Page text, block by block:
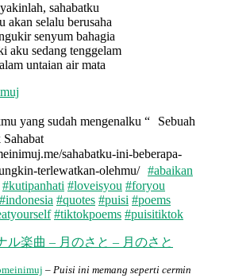
yakinlah, sahabatku
akan selalu berusaha
senyum bahagia
aku sedang tenggelam
untaian air mata
yang sudah mengenalku “ Sebuah
sahabatku-ini-beberapa-
terlewatkan-olehmu/ #abaikan
#kutipanhati #loveisyou #foryou
#indonesia #quotes #puisi #poems
#tiktokpoems #puisitiktok
ル楽曲 – 月のさと – 月のさと
– Puisi ini memang seperti cermin